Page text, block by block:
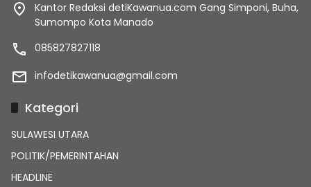
Kantor Redaksi detiKawanua.com Gang Simponi, Buha,
Sumompo Kota Manado
085827827118
infodetikawanua@gmail.com
Kategori
SULAWESI UTARA
POLITIK/PEMERINTAHAN
HEADLINE